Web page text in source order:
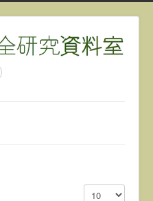
表示数